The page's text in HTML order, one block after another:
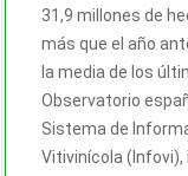
31,9 millones de
más que el año
la media de los
Observatorio
Sistema de
Vitivinícola (Infovi),